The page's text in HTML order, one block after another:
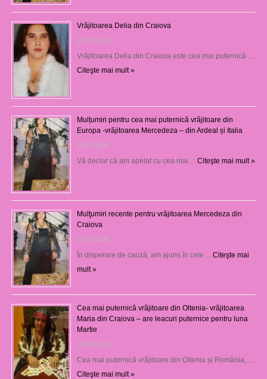
Vrăjitoarea Delia din Craiova
27/07/2026
Vrăjitoarea Delia din Craiova este cea mai puternică …
Citeşte mai mult »
Mulțumiri pentru cea mai puternică vrăjitoare din
Europa -vrăjitoarea Mercedeza – din Ardeal și Italia
23/07/2026
Vă declar că am apelat cu cea mai … Citeşte mai mult »
Mulţumiri recente pentru vrăjitoarea Mercedeza din
Craiova
22/07/2026
În disperare de cauză, am ajuns în cele … Citeşte mai
mult »
Cea mai puternică vrăjitoare din Oltenia- vrăjitoarea
Maria din Craiova – are leacuri puternice pentru luna
Martie
25/03/2026
Cea mai puternică vrăjitoare din Oltenia și România, …
Citeşte mai mult »